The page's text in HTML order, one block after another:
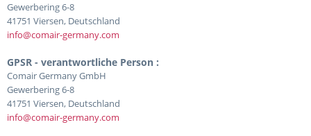
Gewerbering 6-8
41751 Viersen, Deutschland
info@comair-germany.com
GPSR - verantwortliche Person :
Comair Germany GmbH
Gewerbering 6-8
41751 Viersen, Deutschland
info@comair-germany.com